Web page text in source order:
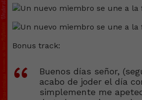
Bonus track:
Buenos días señor,
acabo de joder el día
simplemente me